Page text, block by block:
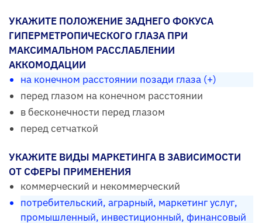
УКАЖИТЕ ПОЛОЖЕНИЕ ЗАДНЕГО ФОКУСА
ГИПЕРМЕТРОПИЧЕСКОГО ГЛАЗА ПРИ
МАКСИМАЛЬНОМ РАССЛАБЛЕНИИ
АККОМОДАЦИИ
на конечном расстоянии позади глаза (+)
перед глазом на конечном расстоянии
в бесконечности перед глазом
перед сетчаткой
УКАЖИТЕ ВИДЫ МАРКЕТИНГА В ЗАВИСИМОСТИ
ОТ СФЕРЫ ПРИМЕНЕНИЯ
коммерческий и некоммерческий
потребительский, аграрный, маркетинг услуг,
промышленный, инвестиционный, финансовый